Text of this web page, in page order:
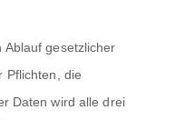
Ablauf gesetzlicher
Pflichten, die
Daten wird alle drei